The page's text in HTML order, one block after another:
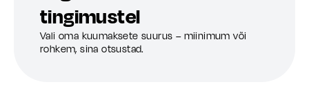
tingimustel
Vali oma kuumaksete suurus – miinimum või
rohkem, sina otsustad.